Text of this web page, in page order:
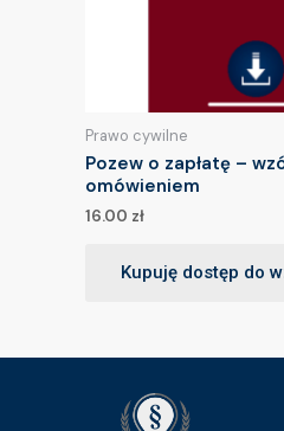
Prawo cywilne
Pozew o zapłatę –
omówieniem
16.00 zł
Kupuję dostęp do